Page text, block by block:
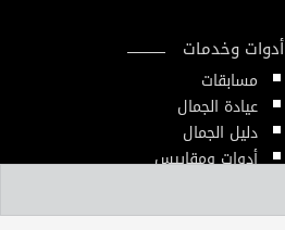
أدوات وخدمات
مسابقات
عيادة الجمال
دليل الجمال
أدوات ومقاييس